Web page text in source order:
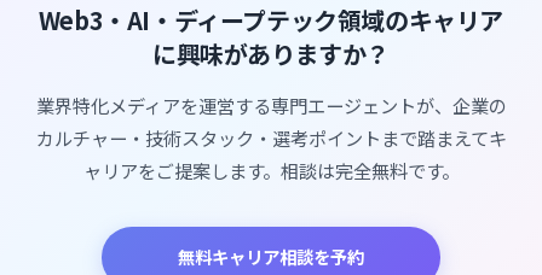
Web3・AI・ディープテック領域のキャリア
に興味がありますか？
業界特化メディアを運営する専門エージェントが、企業の
カルチャー・技術スタック・選考ポイントまで踏まえてキ
ャリアをご提案します。相談は完全無料です。
無料キャリア相談を予約